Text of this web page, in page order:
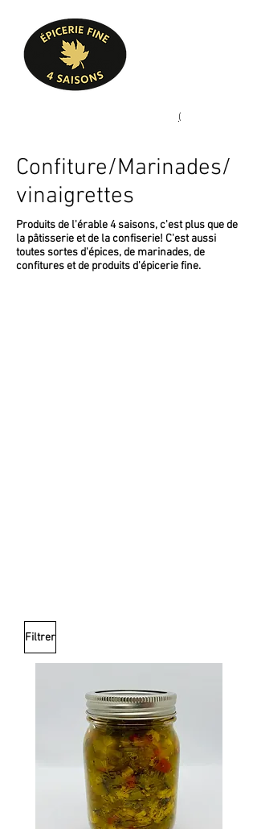
(
Confiture/Marinades/
vinaigrettes
Produits de l'érable 4 saisons, c'est plus que de
la pâtisserie et de la confiserie! C'est aussi
toutes sortes d'épices, de marinades, de
confitures et de produits d'épicerie fine.
Filtrer